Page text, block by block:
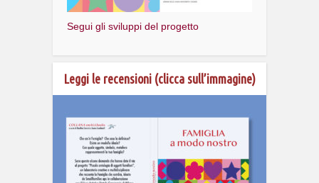
Segui gli sviluppi del progetto
Leggi le recensioni (clicca sull’immagine)